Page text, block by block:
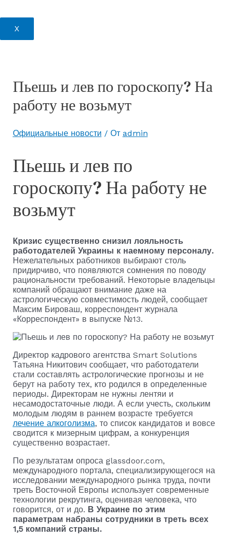
X
Пьешь и лев по гороскопу? На
работу не возьмут
Официальные новости / От admin
Пьешь и лев по
гороскопу? На работу не
возьмут
Кризис существенно снизил лояльность
работодателей Украины к наемному персоналу.
Нежелательных работников выбирают столь
придирчиво, что появляются сомнения по поводу
рациональности требований. Некоторые владельцы
компаний обращают внимание даже на
астрологическую совместимость людей, сообщает
Максим Бироваш, корреспондент журнала
«Корреспондент» в выпуске №13.
Директор кадрового агентства Smart Solutions
Татьяна Никитович сообщает, что работодатели
стали составлять астрологические прогнозы и не
берут на работу тех, кто родился в определенные
периоды. Директорам не нужны лентяи и
несамодостаточные люди. А если учесть, скольким
молодым людям в раннем возрасте требуется
лечение алкоголизма, то список кандидатов и вовсе
сводится к мизерным цифрам, а конкуренция
существенно возрастает.
По результатам опроса glassdoor.com,
международного портала, специализирующегося на
исследовании международного рынка труда, почти
треть Восточной Европы использует современные
технологии рекрутинга, оценивая человека, что
говорится, от и до. В Украине по этим
параметрам набраны сотрудники в треть всех
1,5 компаний страны.